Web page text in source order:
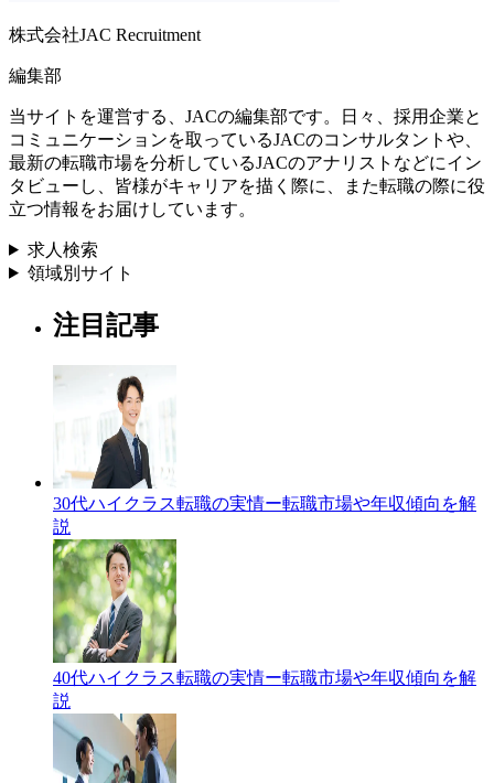
株式会社JAC Recruitment
編集部
当サイトを運営する、JACの編集部です。日々、採用企業と
コミュニケーションを取っているJACのコンサルタントや、
最新の転職市場を分析しているJACのアナリストなどにイン
タビューし、皆様がキャリアを描く際に、また転職の際に役
立つ情報をお届けしています。
求人検索
領域別サイト
注目記事
30代ハイクラス転職の実情ー転職市場や年収傾向を解
説
40代ハイクラス転職の実情ー転職市場や年収傾向を解
説